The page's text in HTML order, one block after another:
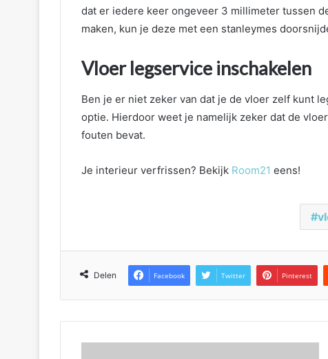
dat er iedere keer ongeveer 3 millimeter tussen
maken, kun je deze met een stanleymes
Vloer legservice inschakelen
Ben je er niet zeker van dat je de vloer zelf kunt
optie. Hierdoor weet je namelijk zeker dat de
fouten bevat.
Je interieur verfrissen? Bekijk Room21 eens!
Delen Facebook Twitter Pinterest